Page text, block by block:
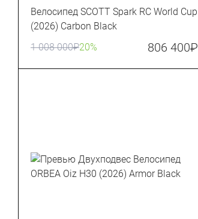
Велосипед SCOTT Spark RC World Cup
(2026) Carbon Black
1 008 000₽20% 806 400₽